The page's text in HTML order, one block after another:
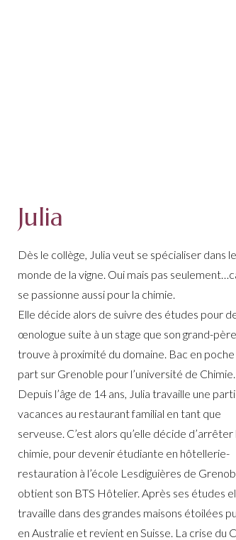
Julia
Dès le collège, Julia veut se spécialiser dans le
monde de la vigne. Oui mais pas
se passionne aussi pour la chimie.
Elle décide alors de suivre des études pour
œnologue suite à un stage que son grand-
trouve à proximité du domaine. Bac en poche
part sur Grenoble pour l’université de Chimie.
Depuis l’âge de 14 ans, Julia travaille une
vacances au restaurant familial en tant que
serveuse. C’est alors qu’elle décide d’arrêter
chimie, pour devenir étudiante en hôtellerie-
restauration à l’école Lesdiguières de
obtient son BTS Hôtelier. Après ses études
travaille dans des grandes maisons étoilées
en Australie et revient en Suisse. La crise du